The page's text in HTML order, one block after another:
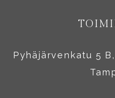
Pyhäjärvenkatu 5